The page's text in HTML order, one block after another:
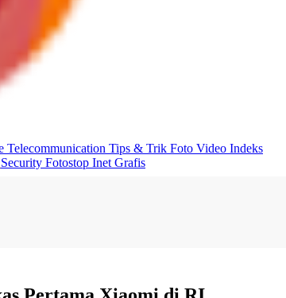
Telecommunication Tips & Trik Foto Video Indeks
Security Fotostop Inet Grafis